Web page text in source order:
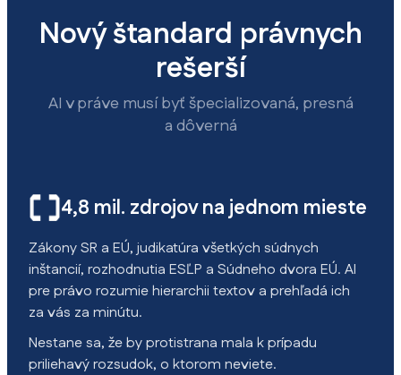
Nový štandard právnych
rešerší
AI v práve musí byť špecializovaná, presná
a dôverná
4,8 mil. zdrojov na jednom mieste
Zákony SR a EÚ, judikatúra všetkých súdnych
inštancií, rozhodnutia ESĽP a Súdneho dvora EÚ. AI
pre právo rozumie hierarchii textov a prehľadá ich
za vás za minútu.
Nestane sa, že by protistrana mala k prípadu
priliehavý rozsudok, o ktorom neviete.